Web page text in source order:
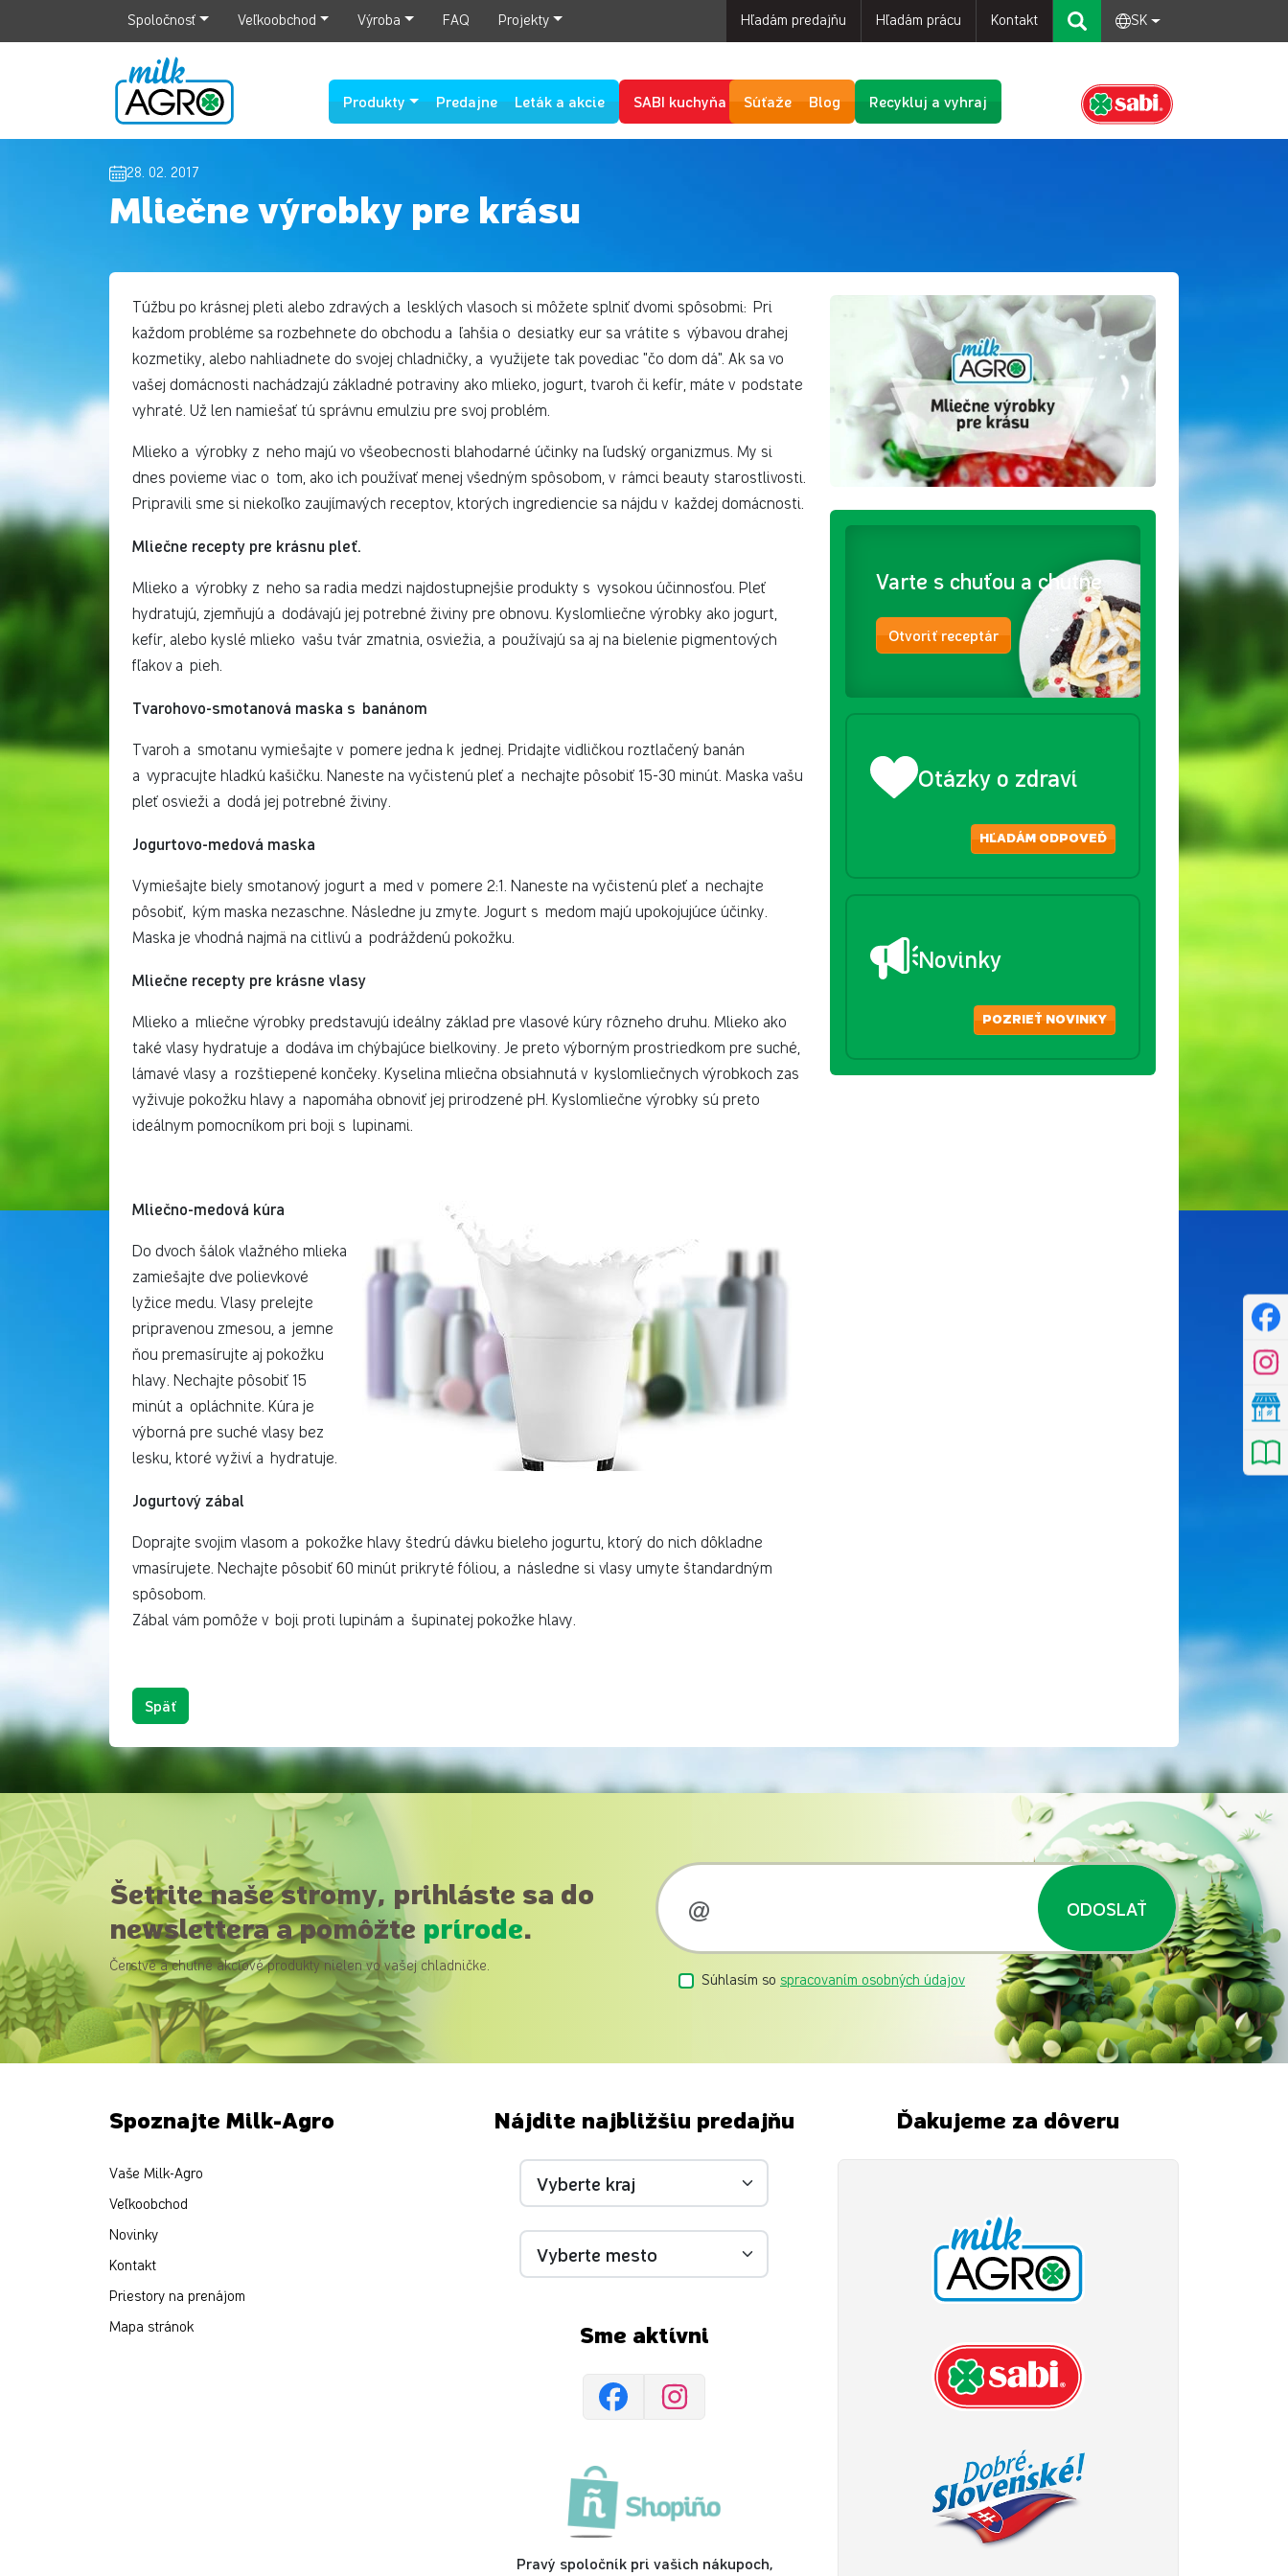
Spoločnosť Veľkoobchod Výroba FAQ Projekty Hľadám predajňu Hľadám prácu Kontakt SK
Produkty Predajne Leták a akcie SABI kuchyňa Súťaže Blog Recykluj a vyhraj
28. 02. 2017
Mliečne výrobky pre krásu
Túžbu po krásnej pleti alebo zdravých a lesklých vlasoch si môžete splniť dvomi spôsobmi: Pri
každom probléme sa rozbehnete do obchodu a ľahšia o desiatky eur sa vrátite s výbavou drahej
kozmetiky, alebo nahliadnete do svojej chladničky, a využijete tak povediac "čo dom dá". Ak sa vo
vašej domácnosti nachádzajú základné potraviny ako mlieko, jogurt, tvaroh či kefír, máte v podstate
vyhraté. Už len namiešať tú správnu emulziu pre svoj problém.
Mlieko a výrobky z neho majú vo všeobecnosti blahodarné účinky na ľudský organizmus. My si
dnes povieme viac o tom, ako ich používať menej všedným spôsobom, v rámci beauty starostlivosti.
Pripravili sme si niekoľko zaujímavých receptov, ktorých ingrediencie sa nájdu v každej domácnosti.
Mliečne recepty pre krásnu pleť.
Mlieko a výrobky z neho sa radia medzi najdostupnejšie produkty s vysokou účinnosťou. Pleť
hydratujú, zjemňujú a dodávajú jej potrebné živiny pre obnovu. Kyslomliečne výrobky ako jogurt,
kefír, alebo kyslé mlieko vašu tvár zmatnia, osviežia, a používajú sa aj na bielenie pigmentových
fľakov a pieh.
Tvarohovo-smotanová maska s banánom
Tvaroh a smotanu vymiešajte v pomere jedna k jednej. Pridajte vidličkou roztlačený banán
a vypracujte hladkú kašičku. Naneste na vyčistenú pleť a nechajte pôsobiť 15-30 minút. Maska vašu
pleť osvieži a dodá jej potrebné živiny.
Jogurtovo-medová maska
Vymiešajte biely smotanový jogurt a med v pomere 2:1. Naneste na vyčistenú pleť a nechajte
pôsobiť, kým maska nezaschne. Následne ju zmyte. Jogurt s medom majú upokojujúce účinky.
Maska je vhodná najmä na citlivú a podráždenú pokožku.
Mliečne recepty pre krásne vlasy
Mlieko a mliečne výrobky predstavujú ideálny základ pre vlasové kúry rôzneho druhu. Mlieko ako
také vlasy hydratuje a dodáva im chýbajúce bielkoviny. Je preto výborným prostriedkom pre suché,
lámavé vlasy a rozštiepené končeky. Kyselina mliečna obsiahnutá v kyslomliečnych výrobkoch zas
vyživuje pokožku hlavy a napomáha obnoviť jej prirodzené pH. Kyslomliečne výrobky sú preto
ideálnym pomocníkom pri boji s lupinami.
Mliečno-medová kúra
Do dvoch šálok vlažného mlieka
zamiešajte dve polievkové
lyžice medu. Vlasy prelejte
pripravenou zmesou, a jemne
ňou premasírujte aj pokožku
hlavy. Nechajte pôsobiť 15
minút a opláchnite. Kúra je
výborná pre suché vlasy bez
lesku, ktoré vyživí a hydratuje.
Jogurtový zábal
Doprajte svojim vlasom a pokožke hlavy štedrú dávku bieleho jogurtu, ktorý do nich dôkladne
vmasírujete. Nechajte pôsobiť 60 minút prikryté fóliou, a následne si vlasy umyte štandardným
spôsobom.
Zábal vám pomôže v boji proti lupinám a šupinatej pokožke hlavy.
Varte s chuťou a chutne
Otvoriť receptár
Otázky o zdraví
HĽADÁM ODPOVEĎ
Novinky
POZRIEŤ NOVINKY
Späť
Šetrite naše stromy, prihláste sa do
newslettera a pomôžte prírode.
Čerstvé a chutné akciové produkty nielen vo vašej chladničke.
ODOSLAŤ
Súhlasím so spracovaním osobných údajov
Spoznajte Milk-Agro
Vaše Milk-Agro
Veľkoobchod
Novinky
Kontakt
Priestory na prenájom
Mapa stránok
Nájdite najbližšiu predajňu
Sme aktívni
Pravý spoločník pri vašich nákupoch,
Ďakujeme za dôveru